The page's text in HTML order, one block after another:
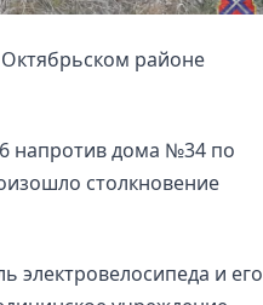
районе
напротив дома №34 по
столкновение
электровелосипеда и его